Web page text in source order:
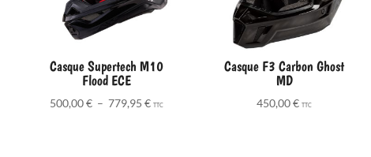
Casque Supertech M10
Flood ECE
500,00€ – 779,95€Plage
TTC
Casque F3 Carbon Ghost
MD
450,00€ TTC